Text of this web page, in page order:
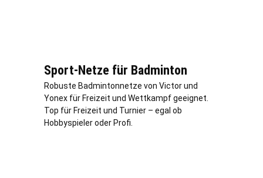
Sport-Netze für Badminton
Robuste Badmintonnetze von Victor und
Yonex für Freizeit und Wettkampf geeignet.
Top für Freizeit und Turnier – egal ob
Hobbyspieler oder Profi.